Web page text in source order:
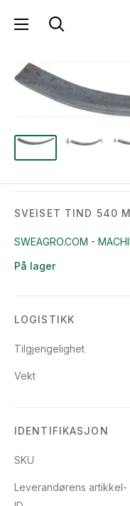
SVEISET TIND 540
SWEAGRO.COM -
På lager
LOGISTIKK
Tilgjengelighet
Vekt
IDENTIFIKASJON
SKU
Leverandørens artikkel-